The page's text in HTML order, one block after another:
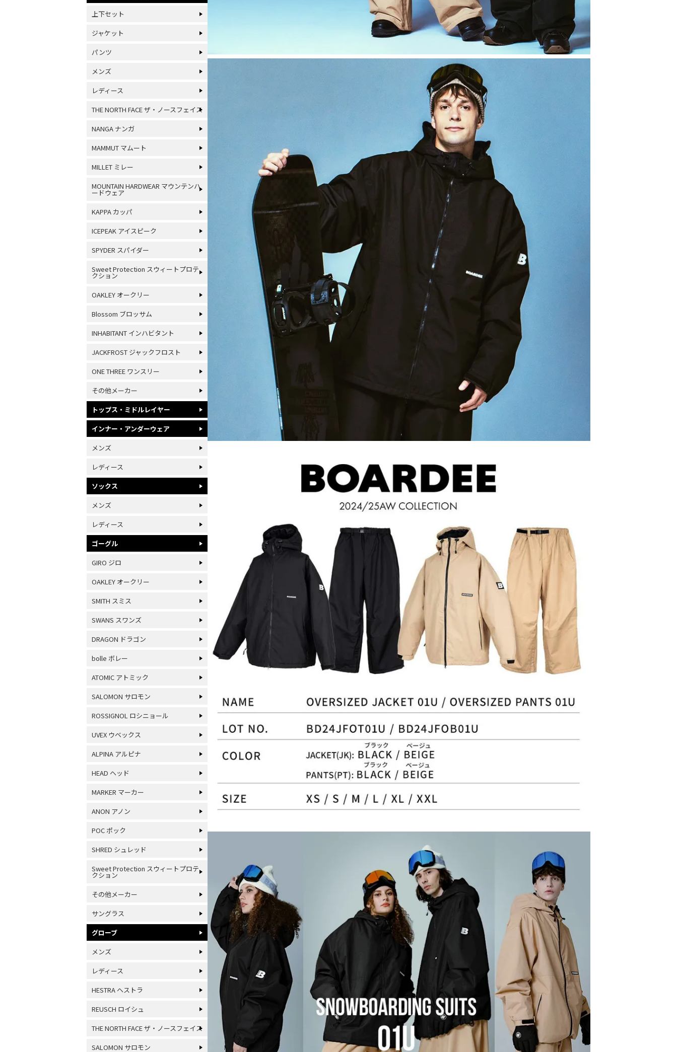
上下セット
ジャケット
パンツ
メンズ
レディース
THE NORTH FACE ザ・ノースフェイス
NANGA ナンガ
MAMMUT マムート
MILLET ミレー
MOUNTAIN HARDWEAR マウンテンハ
ードウェア
KAPPA カッパ
ICEPEAK アイスピーク
SPYDER スパイダー
Sweet Protection スウィートプロテ
クション
OAKLEY オークリー
Blossom ブロッサム
INHABITANT インハビタント
JACKFROST ジャックフロスト
ONE THREE ワンスリー
その他メーカー
トップス・ミドルレイヤー
インナー・アンダーウェア
メンズ
レディース
ソックス
メンズ
レディース
ゴーグル
GIRO ジロ
OAKLEY オークリー
SMITH スミス
SWANS スワンズ
DRAGON ドラゴン
bolle ボレー
ATOMIC アトミック
SALOMON サロモン
ROSSIGNOL ロシニョール
UVEX ウベックス
ALPINA アルピナ
HEAD ヘッド
MARKER マーカー
ANON アノン
POC ポック
SHRED シュレッド
Sweet Protection スウィートプロテ
クション
その他メーカー
サングラス
グローブ
メンズ
レディース
HESTRA ヘストラ
REUSCH ロイシュ
THE NORTH FACE ザ・ノースフェイス
SALOMON サロモン